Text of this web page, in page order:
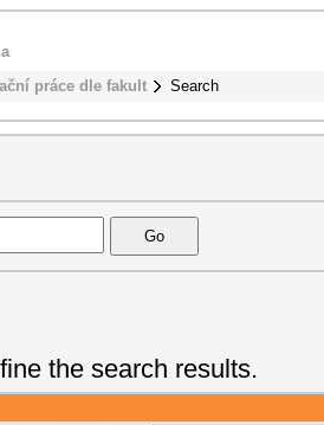
práce dle fakult Search
the search results.